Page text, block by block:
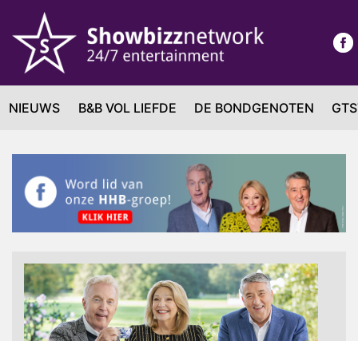
NIEUWS B&B VOL LIEFDE DE BONDGENOTEN